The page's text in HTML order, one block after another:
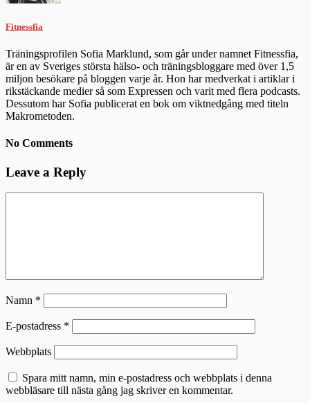
Fitnessfia
Träningsprofilen Sofia Marklund, som går under namnet Fitnessfia,
är en av Sveriges största hälso- och träningsbloggare med över 1,5
miljon besökare på bloggen varje år. Hon har medverkat i artiklar i
rikstäckande medier så som Expressen och varit med flera podcasts.
Dessutom har Sofia publicerat en bok om viktnedgång med titeln
Makrometoden.
No Comments
Leave a Reply
Namn *
E-postadress *
Webbplats
Spara mitt namn, min e-postadress och webbplats i denna
webbläsare till nästa gång jag skriver en kommentar.